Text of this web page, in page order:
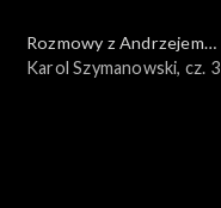
Rozmowy z Andrzejem
Doboszem
Karol Szymanowski, cz. 3